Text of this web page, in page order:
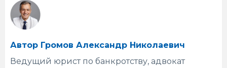
Автор Громов Александр Николаевич
Ведущий юрист по банкротству, адвокат